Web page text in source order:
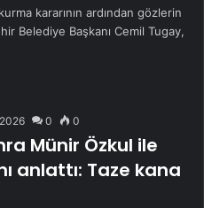
kararının ardından gözlerin
Belediye Başkanı Cemil Tugay,
0 0
Münir Özkul ile
anlattı: Taze kana